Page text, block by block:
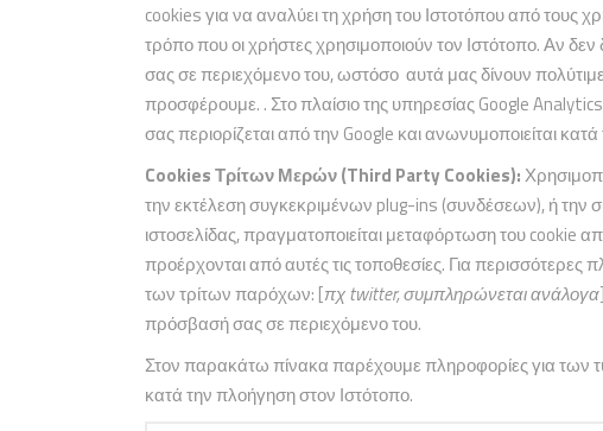
cookies για να αναλύει τη χρήση του Ιστοτόπου από τους
τρόπο που οι χρήστες χρησιμοποιούν τον Ιστότοπο. Αν
σας σε περιεχόμενο του, ωστόσο αυτά μας δίνουν
προσφέρουμε. . Στο πλαίσιο της υπηρεσίας Google
σας περιορίζεται από την Google και ανωνυμοποιείται
Cookies Τρίτων Μερών (Third Party Cookies):
την εκτέλεση συγκεκριμένων plug-ins (συνδέσεων), ή την
ιστοσελίδας, πραγματοποιείται μεταφόρτωση του cookie
προέρχονται από αυτές τις τοποθεσίες. Για περισσότερες
των τρίτων παρόχων: [πχ twitter, συμπληρώνεται ανάλογα
πρόσβασή σας σε περιεχόμενο του.
Στον παρακάτω πίνακα παρέχουμε πληροφορίες για των
κατά την πλοήγηση στον Ιστότοπο.